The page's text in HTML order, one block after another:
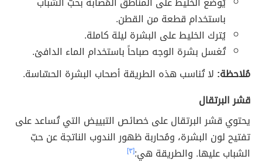
باستخدام قطعة من القطن.
يُترك الخليط على البشرة ليلة كاملة.
تُغسل بشرة الوجه صباحاً باستخدام الماء الدافئ.
مُلاحظة: لا تُناسب هذه الطريقة أصحاب البشرة الحسّاسة.
قشر البرتقال
يحتوي قشر البرتقال على خصائص التبييض التي تُساعد على
تفتيح لون البشرة، ومُحاربة ظهور الندوب الناتجة عن حبّ
الشباب عليها. والطريقة هي:[٣]